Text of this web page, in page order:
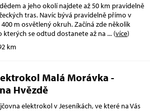
a jeho okolí najdete až 50 km pravidelně
tras. Navíc bývá pravidelně přímo v
m osvětlený okruh. Začíná zde několik
kterých se odtud dostanete až na ... (více)
km
Malá Morávka -
Hvězdě
elektrokol v Jeseníkách, ve které na Vás